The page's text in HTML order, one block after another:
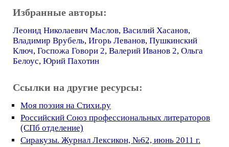
Избранные авторы:
Леонид Николаевич Маслов, Василий Хасанов,
Владимир Врубель, Игорь Леванов, Пушкинский
Ключ, Госпожа Говори 2, Валерий Иванов 2, Ольга
Белоус, Юрий Пахотин
Ссылки на другие ресурсы:
Моя поэзия на Стихи.ру
Российский Союз профессиональных литераторов
(СПб отделение)
Сиракузы. Журнал Лексикон, №62, июнь 2011 г.